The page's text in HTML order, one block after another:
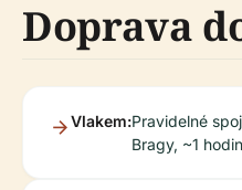
Doprava
Vlakem:Pravidelné
Bragy, ~1